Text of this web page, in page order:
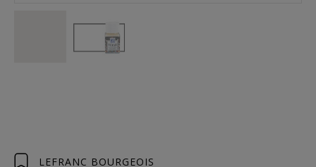
LEFRANC BOURGEOIS